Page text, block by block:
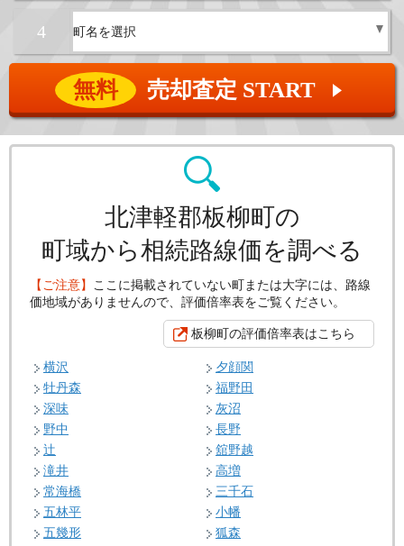
4
無料 売却査定 START ▲
北津軽郡板柳町の
町域から相続路線価を調べる
【ご注意】 ここに掲載されていない町または大字には、路線
価地域がありませんので、評価倍率表をご覧ください。
板柳町の評価倍率表はこちら
横沢
夕顔関
牡丹森
福野田
深味
灰沼
野中
長野
辻
舘野越
滝井
高増
常海橋
三千石
五林平
小幡
五幾形
狐森